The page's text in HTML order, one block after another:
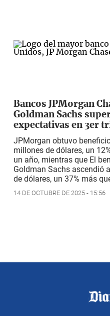
Bancos JPMorgan
Goldman Sachs
expectativas en 3er
JPMorgan obtuvo
millones de dólares, un
un año, mientras que El
Goldman Sachs ascendió
de dólares, un 37% más
14 DE OCTUBRE DE 2025 - 15:56